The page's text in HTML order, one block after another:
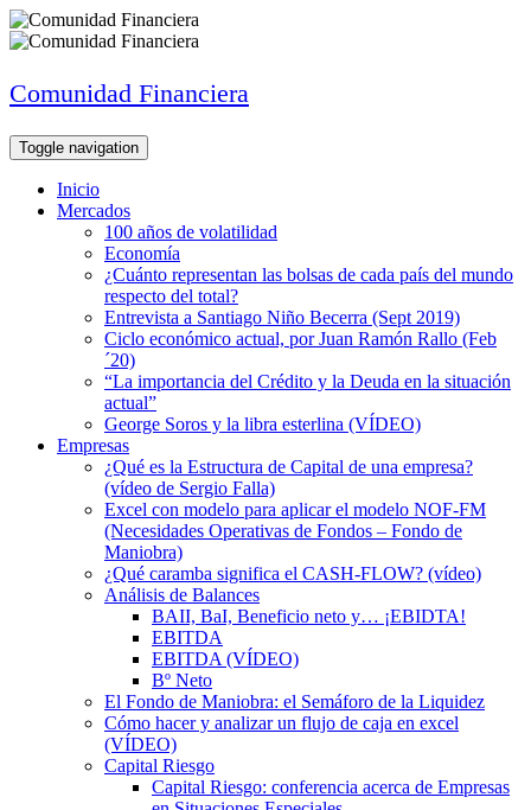
Comunidad Financiera
Toggle navigation
Inicio
Mercados
100 años de volatilidad
Economía
¿Cuánto representan las bolsas de cada país del mundo
respecto del total?
Entrevista a Santiago Niño Becerra (Sept 2019)
Ciclo económico actual, por Juan Ramón Rallo (Feb
´20)
“La importancia del Crédito y la Deuda en la situación
actual”
George Soros y la libra esterlina (VÍDEO)
Empresas
¿Qué es la Estructura de Capital de una empresa?
(vídeo de Sergio Falla)
Excel con modelo para aplicar el modelo NOF-FM
(Necesidades Operativas de Fondos – Fondo de
Maniobra)
¿Qué caramba significa el CASH-FLOW? (vídeo)
Análisis de Balances
BAII, BaI, Beneficio neto y… ¡EBIDTA!
EBITDA
EBITDA (VÍDEO)
Bº Neto
El Fondo de Maniobra: el Semáforo de la Liquidez
Cómo hacer y analizar un flujo de caja en excel
(VÍDEO)
Capital Riesgo
Capital Riesgo: conferencia acerca de Empresas